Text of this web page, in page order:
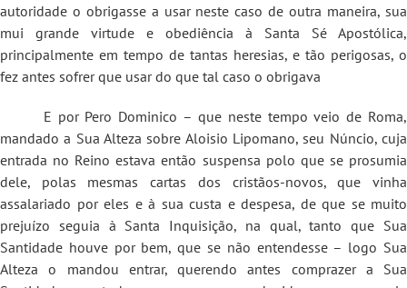
autoridade o obrigasse a usar neste caso de outra maneira, sua
mui grande virtude e obediência à Santa Sé Apostólica,
principalmente em tempo de tantas heresias, e tão perigosas, o
fez antes sofrer que usar do que tal caso o obrigava
E por Pero Dominico – que neste tempo veio de Roma,
mandado a Sua Alteza sobre Aloisio Lipomano, seu Núncio, cuja
entrada no Reino estava então suspensa polo que se prosumia
dele, polas mesmas cartas dos cristãos-novos, que vinha
assalariado por eles e à sua custa e despesa, de que se muito
prejuízo seguia à Santa Inquisição, na qual, tanto que Sua
Santidade houve por bem, que se não entendesse – logo Sua
Alteza o mandou entrar, querendo antes comprazer a Sua